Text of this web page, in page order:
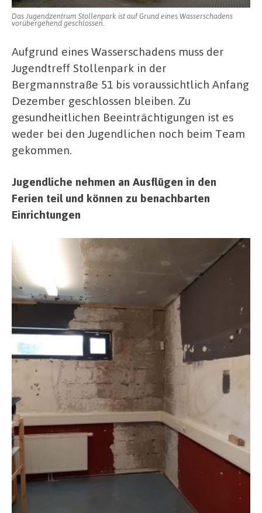
Das Jugendzentrum Stollenpark ist auf Grund eines Wasserschadens
vorübergehend geschlossen.
Aufgrund eines Wasserschadens muss der
Jugendtreff Stollenpark in der
Bergmannstraße 51 bis voraussichtlich Anfang
Dezember geschlossen bleiben. Zu
gesundheitlichen Beeinträchtigungen ist es
weder bei den Jugendlichen noch beim Team
gekommen.
Jugendliche nehmen an Ausflügen in den
Ferien teil und können zu benachbarten
Einrichtungen